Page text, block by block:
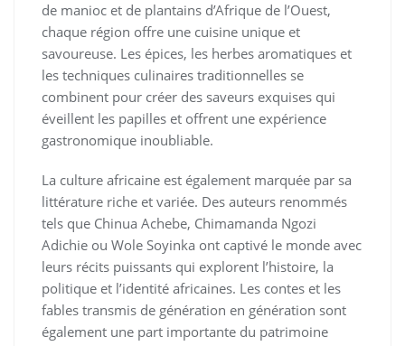
de manioc et de plantains d’Afrique de l’Ouest,
chaque région offre une cuisine unique et
savoureuse. Les épices, les herbes aromatiques et
les techniques culinaires traditionnelles se
combinent pour créer des saveurs exquises qui
éveillent les papilles et offrent une expérience
gastronomique inoubliable.
La culture africaine est également marquée par sa
littérature riche et variée. Des auteurs renommés
tels que Chinua Achebe, Chimamanda Ngozi
Adichie ou Wole Soyinka ont captivé le monde avec
leurs récits puissants qui explorent l’histoire, la
politique et l’identité africaines. Les contes et les
fables transmis de génération en génération sont
également une part importante du patrimoine